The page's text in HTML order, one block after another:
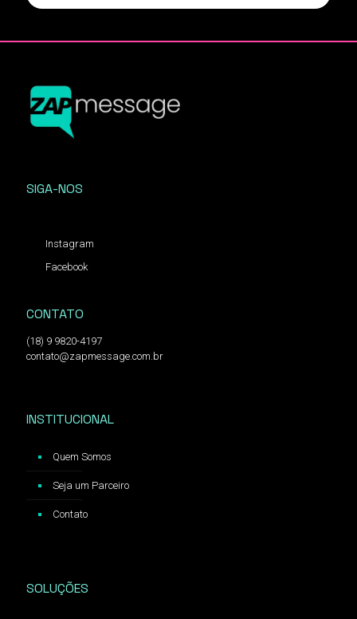
SIGA-NOS
Instagram
Facebook
CONTATO
(18) 9 9820-4197
contato@zapmessage.com.br
INSTITUCIONAL
Quem Somos
Seja um Parceiro
Contato
SOLUÇÕES